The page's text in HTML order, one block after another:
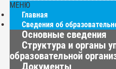
МЕНЮ
Главная
Сведения об
Основные сведения
Структура и органы
образовательной
Документы